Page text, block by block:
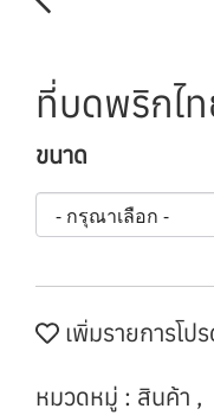
ที่บดพริกไ
ขนาด
เพิ่มรายการโป
หมวดหมู่ : สินค้า ,